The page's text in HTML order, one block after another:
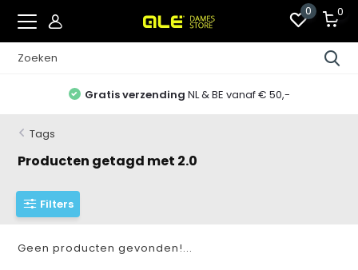
0 0
Gratis verzending NL & BE vanaf € 50,-
Tags
Producten getagd met 2.0
Filters
Geen producten gevonden!...